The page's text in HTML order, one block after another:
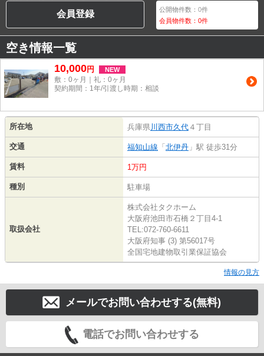
会員登録 公開物件数：0件
会員物件数：0件
空き情報一覧
10,000円 NEW
敷：0ヶ月｜礼：0ヶ月
契約期間：1年/引渡し時期：相談
所在地 兵庫県川西市久代 ４丁目
交通 福知山線 「 北伊丹 」駅 徒歩31分
賃料 1万円
種別 駐車場
取扱会社
株式会社タクホーム
大阪府池田市石橋２丁目4-1
TEL:072-760-6611
大阪府知事 (3) 第56017号
全国宅地建物取引業保証協会
情報の見方
メールでお問い合わせする(無料)
電話でお問い合わせする